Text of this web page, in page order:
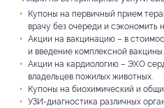
Купоны на первичный прием
врачу без очереди и сэкономить
Акции на вакцинацию – в
и введение комплексной вакцины.
Акции на кардиологию – ЭХО
владельцев пожилых животных.
Купоны на биохимический и
УЗИ-диагностика различных